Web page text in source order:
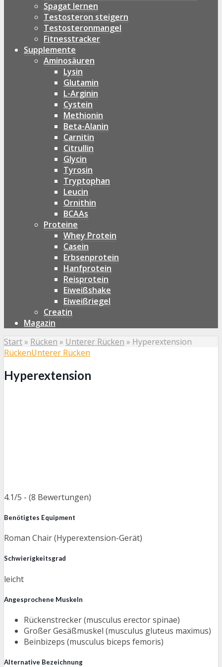
Spagat lernen
Testosteron steigern
Testosteronmangel
Fitnesstracker
Supplemente
Aminosäuren
Lysin
Glutamin
L-Arginin
Cystein
Methionin
Beta-Alanin
Carnitin
Citrullin
Glycin
Tyrosin
Tryptophan
Leucin
Ornithin
BCAAs
Proteine
Whey Protein
Casein
Erbsenprotein
Hanfprotein
Reisprotein
Eiweißshake
Eiweißriegel
Creatin
Magazin
Start» Rücken » Unterer Rücken » Hyperextension
RückenUnterer Rücken
Hyperextension
4.1/5 - (8 Bewertungen)
Benötigtes Equipment
Roman Chair (Hyperextension-Gerät)
Schwierigkeitsgrad
leicht
Angesprochene Muskeln
Rückenstrecker (musculus erector spinae)
Großer Gesäßmuskel (musculus gluteus maximus)
Beinbizeps (musculus biceps femoris)
Alternative Bezeichnung